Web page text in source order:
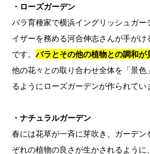
・ローズガーデン
バラ育種家で横浜イングリッシュガー
イザーを務める河合伸志さんが手がけ
です。バラとその他の植物との調和が
他の花々との取り合わせ全体を「景色
るようにローズガーデンが作られてい
・ナチュラルガーデン
春には花草が一斉に芽吹き、ガーデン
ぞれの植物の良さが生かされるように